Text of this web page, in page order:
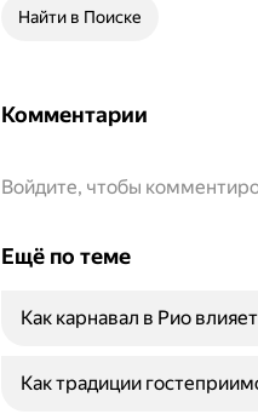
Найти в Поиске
Комментарии
Войдите, чтобы
Ещё по теме
Как карнавал в Рио
Как традиции